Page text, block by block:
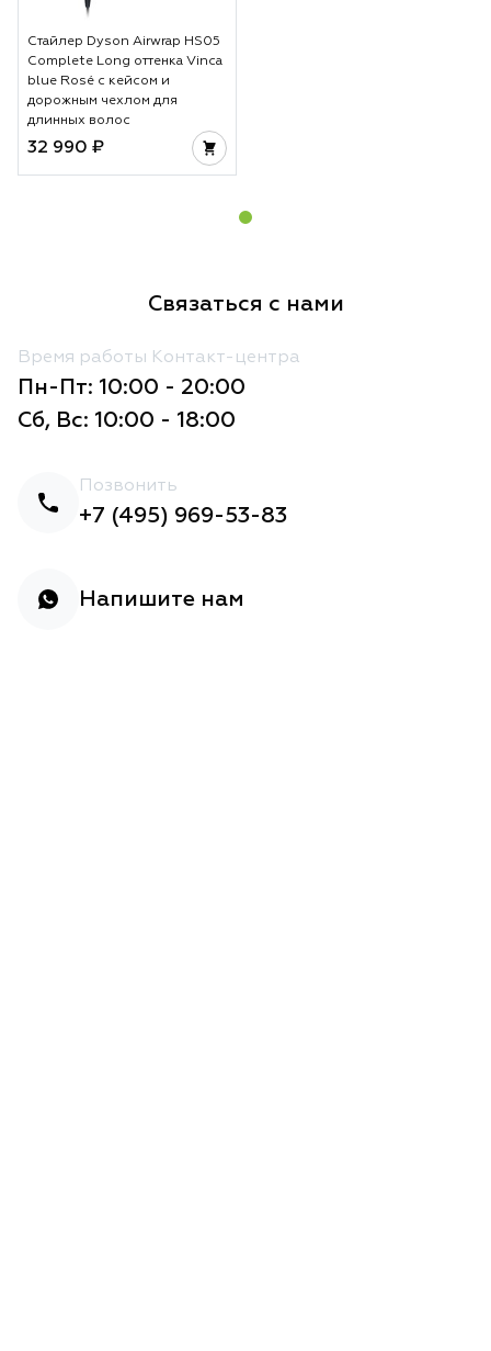
Стайлер Dyson Airwrap HS05
Complete Long оттенка Vinca
blue Rosé с кейсом и
дорожным чехлом для
длинных волос
32 990 ₽
Связаться с нами
Время работы Контакт-центра
Пн-Пт: 10:00 - 20:00
Сб, Вс: 10:00 - 18:00
Позвонить
+7 (495) 969-53-83
Напишите нам